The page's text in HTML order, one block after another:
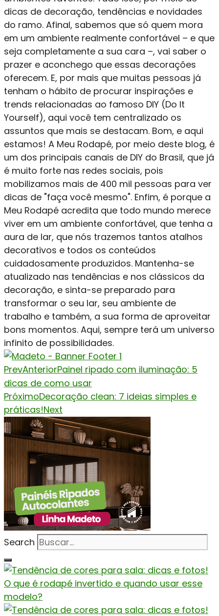
dicas de decoração, tendências e novidades
do ramo. Afinal, sabemos que só quem mora
em um ambiente realmente confortável – e que
seja completamente a sua cara –, vai saber o
prazer e aconchego que essas decorações
oferecem. E, por mais que muitas pessoas já
tenham o hábito de procurar inspirações e
trends relacionadas ao famoso DIY (Do It
Yourself), aqui você tem centralizado os
assuntos que mais se destacam. Bom, e aqui
estamos! A Meu Rodapé, por meio deste blog, é
um dos principais canais de DIY do Brasil, que já
é muito forte nas redes sociais, pois
mobilizamos mais de 400 mil pessoas para ver
dicas de "faça você mesmo". Enfim, é porque a
Meu Rodapé acredita que todo mundo merece
viver em um ambiente confortável, que tenha a
aura de lar, que nós trazemos tantos atalhos
decorativos e todos os conteúdos
cuidadosamente produzidos. Mantenha-se
atualizado nas tendências e nos clássicos da
decoração, e sinta-se preparado para
transformar o seu lar, seu ambiente de
trabalho e também, a sua forma de aproveitar
bons momentos. Aqui, sempre terá um universo
infinito de possibilidades.
PrevAnteriorPainel ripado com iluminação: 5
dicas de como usar
PróximoDecoração clean: 7 ideias simples e
práticas!Next
Search
O que é rodapé invertido e quando usar esse
modelo?